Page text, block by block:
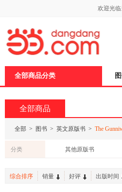
欢迎光
全部商品分类
全部商品
全部 > 图书 > 英文原版书 > The
分类 其他原版书
综合排序 销量 好评 出版时间
页
加